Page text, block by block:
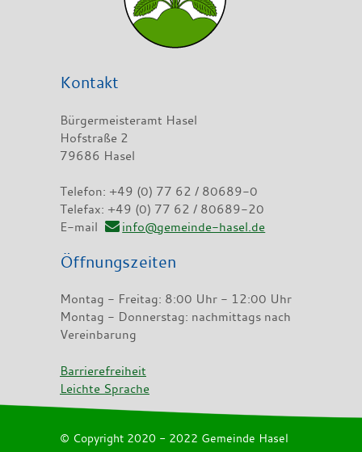
Kontakt
Bürgermeisteramt Hasel
Hofstraße 2
79686 Hasel
Telefon: +49 (0) 77 62 / 80689-0
Telefax: +49 (0) 77 62 / 80689-20
E-mail
info@gemeinde-hasel.de
Öffnungszeiten
Montag - Freitag: 8:00 Uhr - 12:00 Uhr
Montag - Donnerstag: nachmittags nach
Vereinbarung
Barrierefreiheit
Leichte Sprache
© Copyright 2020 - 2022 Gemeinde Hasel